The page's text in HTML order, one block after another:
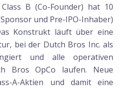
B (Co-Founder) hat 10
und Pre-IPO-Inhaber)
Konstrukt läuft über eine
bei der Dutch Bros Inc. als
und alle operativen
Bros OpCo laufen. Neue
A-Aktien und damit eine